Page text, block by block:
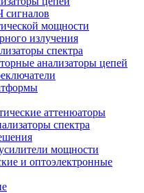
сигналов
мощности
излучения
спектра
анализаторы цепей
аттенюаторы
спектра
мощности
и оптоэлектронные